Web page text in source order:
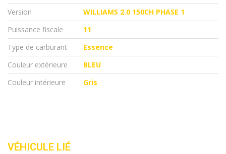
Version
WILLIAMS 2.0 150CH PHASE 1
Puissance fiscale
11
Type de carburant
Essence
Couleur extérieure
BLEU
Couleur intérieure
Gris
VÉHICULE LIÉ